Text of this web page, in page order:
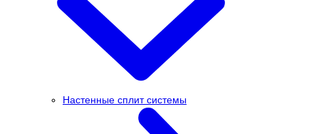
Настенные сплит системы